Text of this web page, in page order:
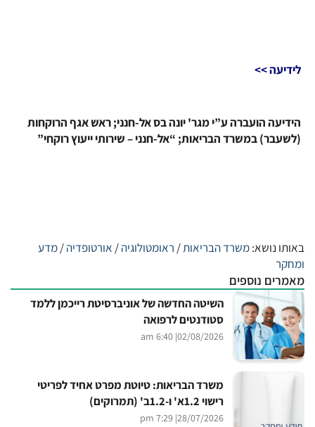
לידיעה >>
הידיעה הועברה ע”י מגר' יונה בס אל-חנני; ראש אגף הרוקחות
(לשעבר) במשרד הבריאות; “אל-חנני – שירותי ייעוץ רוקחי”
באותו נושא:משרד הבריאות/ ראומטולוגיה/ אורטופדיה/מדע
ומחקר
מאמרים נוספים
השיטה החדשה של אוניברסיטת רייכמן ללמד
סטודנטים לרפואה
02/08/2026
| 6:40 am
משרד הבריאות: טיוטת מפרט אחיד לפריטי
רישוי 1.2א' ו-1.2ב' (תמרוקים)
28/07/2026
| 7:29 pm